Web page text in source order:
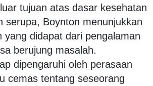
tujuan atas dasar kesehatan
serupa, Boynton menunjukkan
yang didapat dari pengalaman
berujung masalah.
dipengaruhi oleh perasaan
cemas tentang seseorang